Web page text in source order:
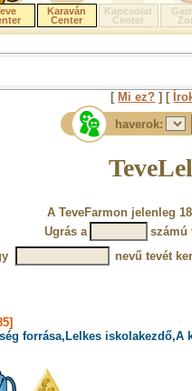
Karaván
Center
Kapcsolat
Center
[ Mi ez? ] [
haverok:
A TeveFarmon jelenleg
Ugrás a
számú
nevű tevét
forrása,Lelkes iskolakezdő,A